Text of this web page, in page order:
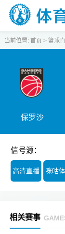
当前位置: 首页 > 篮球
保罗沙
信号源：
高清直播 咪咕
相关赛事